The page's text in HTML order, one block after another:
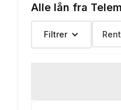
Depotgebyr:
Alle lån fra
Filtrer